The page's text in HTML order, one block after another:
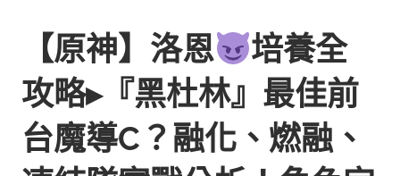
【原神】洛恩
培養全
攻略▸『黑杜林』最佳前
台魔導C？融化、燃融、